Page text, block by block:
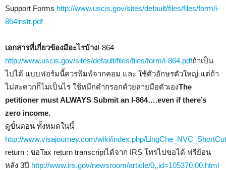
Support Forms http://www.uscis.gov/sites/default/files/files/form/i-
864instr.pdf
เอกสารที่เกี่ยวข้องมีอะไรบ้างI-864
http://www.uscis.gov/sites/default/files/files/form/i-864.pdfถ้าเป็น
ไปได้ แบบฟอร์มนี้ควรพิมพ์จากคอม และ ใช้ตัวอักษรตัวใหญ่ แต่ถ้า
ไม่สะดวกก็ไม่เป็นไร ใช้หมึกดำกรอกด้วยลายมือตัวเองThe
petitioner must ALWAYS Submit an I-864….even if there’s
zero income.
ดูขั้นตอน ทั้งหมดในนี้
http://www.visajourney.com/wiki/index.php/LingChe_NVC_ShortCut
return : ขอTax return transcriptได้จาก IRS โทรไปขอได้ ฟรีย้อน
หลัง 3ปี http://www.irs.gov/newsroom/article/0,,id=105370,00.html